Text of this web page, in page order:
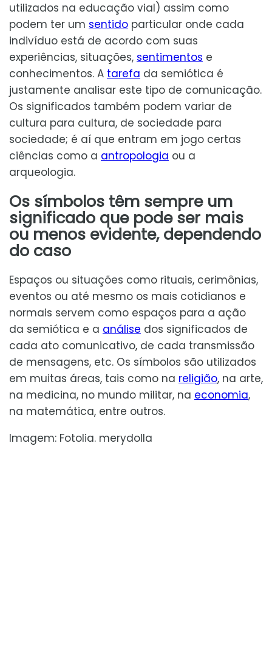
utilizados na educação vial) assim como
podem ter um sentido particular onde cada
indivíduo está de acordo com suas
experiências, situações, sentimentos e
conhecimentos. A tarefa da semiótica é
justamente analisar este tipo de comunicação.
Os significados também podem variar de
cultura para cultura, de sociedade para
sociedade; é aí que entram em jogo certas
ciências como a antropologia ou a
arqueologia.
Os símbolos têm sempre um
significado que pode ser mais
ou menos evidente, dependendo
do caso
Espaços ou situações como rituais, cerimônias,
eventos ou até mesmo os mais cotidianos e
normais servem como espaços para a ação
da semiótica e a análise dos significados de
cada ato comunicativo, de cada transmissão
de mensagens, etc. Os símbolos são utilizados
em muitas áreas, tais como na religião, na arte,
na medicina, no mundo militar, na economia,
na matemática, entre outros.
Imagem: Fotolia. merydolla